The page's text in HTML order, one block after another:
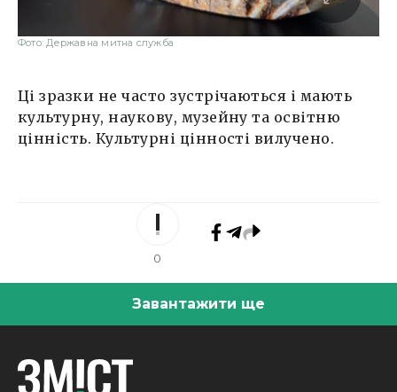
Фото: Державна митна служба
Ці зразки не часто зустрічаються і мають
культурну, наукову, музейну та освітню
цінність. Культурні цінності вилучено.
0
Завантажити ще